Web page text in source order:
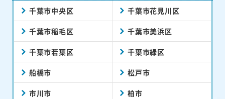
千葉市中央区 千葉市花見川区
千葉市稲毛区 千葉市美浜区
千葉市若葉区 千葉市緑区
船橋市 松戸市
市川市 柏市